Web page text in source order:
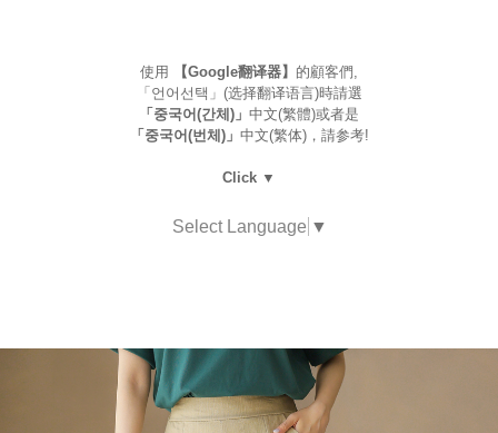
使用 【Google翻译器】 的顧客們,
「언어선택」(选择翻译语言)時請選
「중국어(간체)」 中文(繁體)或者是
「중국어(번체)」 中文(繁体)，請参考!
Click ▼
Select Language ▼